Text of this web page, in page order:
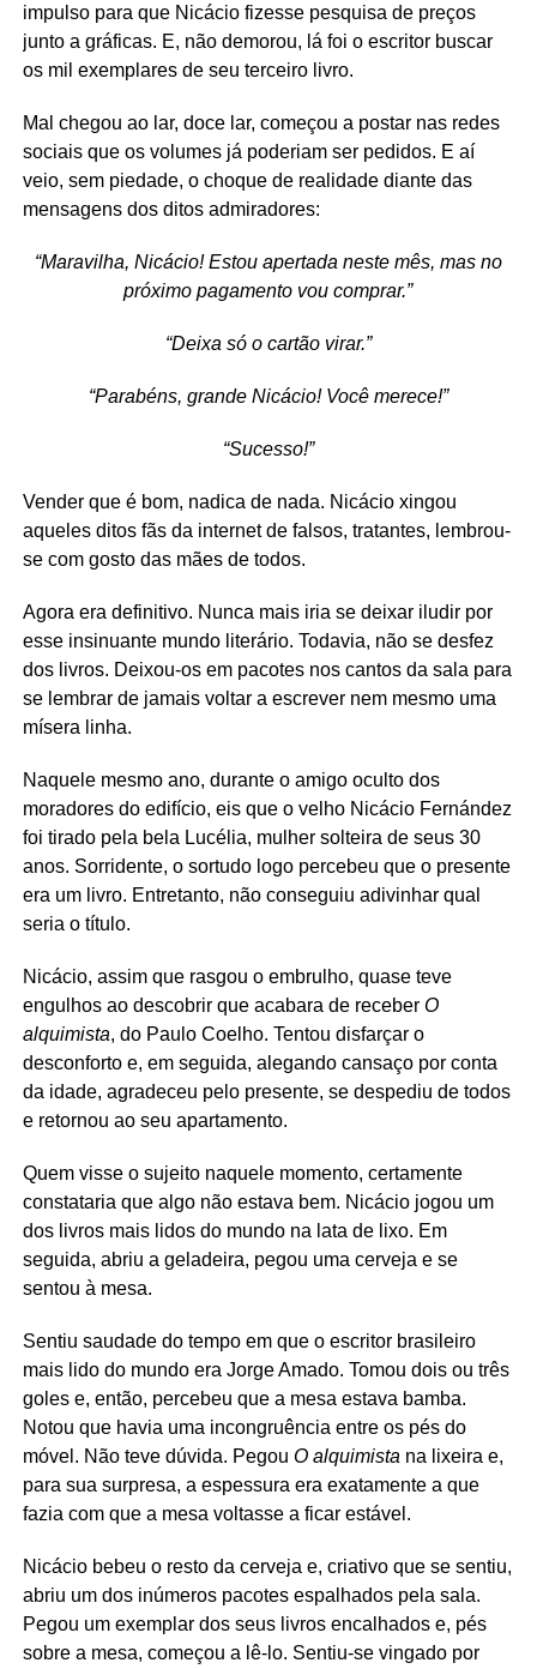
impulso para que Nicácio fizesse pesquisa de preços
junto a gráficas. E, não demorou, lá foi o escritor buscar
os mil exemplares de seu terceiro livro.
Mal chegou ao lar, doce lar, começou a postar nas redes
sociais que os volumes já poderiam ser pedidos. E aí
veio, sem piedade, o choque de realidade diante das
mensagens dos ditos admiradores:
“Maravilha, Nicácio! Estou apertada neste mês, mas no
próximo pagamento vou comprar.”
“Deixa só o cartão virar.”
“Parabéns, grande Nicácio! Você merece!”
“Sucesso!”
Vender que é bom, nadica de nada. Nicácio xingou
aqueles ditos fãs da internet de falsos, tratantes, lembrou-
se com gosto das mães de todos.
Agora era definitivo. Nunca mais iria se deixar iludir por
esse insinuante mundo literário. Todavia, não se desfez
dos livros. Deixou-os em pacotes nos cantos da sala para
se lembrar de jamais voltar a escrever nem mesmo uma
mísera linha.
Naquele mesmo ano, durante o amigo oculto dos
moradores do edifício, eis que o velho Nicácio Fernández
foi tirado pela bela Lucélia, mulher solteira de seus 30
anos. Sorridente, o sortudo logo percebeu que o presente
era um livro. Entretanto, não conseguiu adivinhar qual
seria o título.
Nicácio, assim que rasgou o embrulho, quase teve
engulhos ao descobrir que acabara de receber O
alquimista, do Paulo Coelho. Tentou disfarçar o
desconforto e, em seguida, alegando cansaço por conta
da idade, agradeceu pelo presente, se despediu de todos
e retornou ao seu apartamento.
Quem visse o sujeito naquele momento, certamente
constataria que algo não estava bem. Nicácio jogou um
dos livros mais lidos do mundo na lata de lixo. Em
seguida, abriu a geladeira, pegou uma cerveja e se
sentou à mesa.
Sentiu saudade do tempo em que o escritor brasileiro
mais lido do mundo era Jorge Amado. Tomou dois ou três
goles e, então, percebeu que a mesa estava bamba.
Notou que havia uma incongruência entre os pés do
móvel. Não teve dúvida. Pegou O alquimista na lixeira e,
para sua surpresa, a espessura era exatamente a que
fazia com que a mesa voltasse a ficar estável.
Nicácio bebeu o resto da cerveja e, criativo que se sentiu,
abriu um dos inúmeros pacotes espalhados pela sala.
Pegou um exemplar dos seus livros encalhados e, pés
sobre a mesa, começou a lê-lo. Sentiu-se vingado por